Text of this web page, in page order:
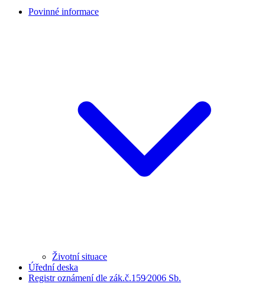
Povinné informace
Životní situace
Úřední deska
Registr oznámení dle zák.č.159⁄2006 Sb.